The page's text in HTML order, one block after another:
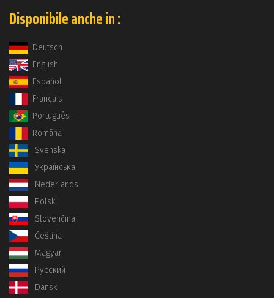
Disponibile anche in :
Deutsch
English
Español
Français
Português
Română
Svenska
Українська
Nederlands
Polski
Slovenčina
Čeština
Magyar
Русский
Dansk